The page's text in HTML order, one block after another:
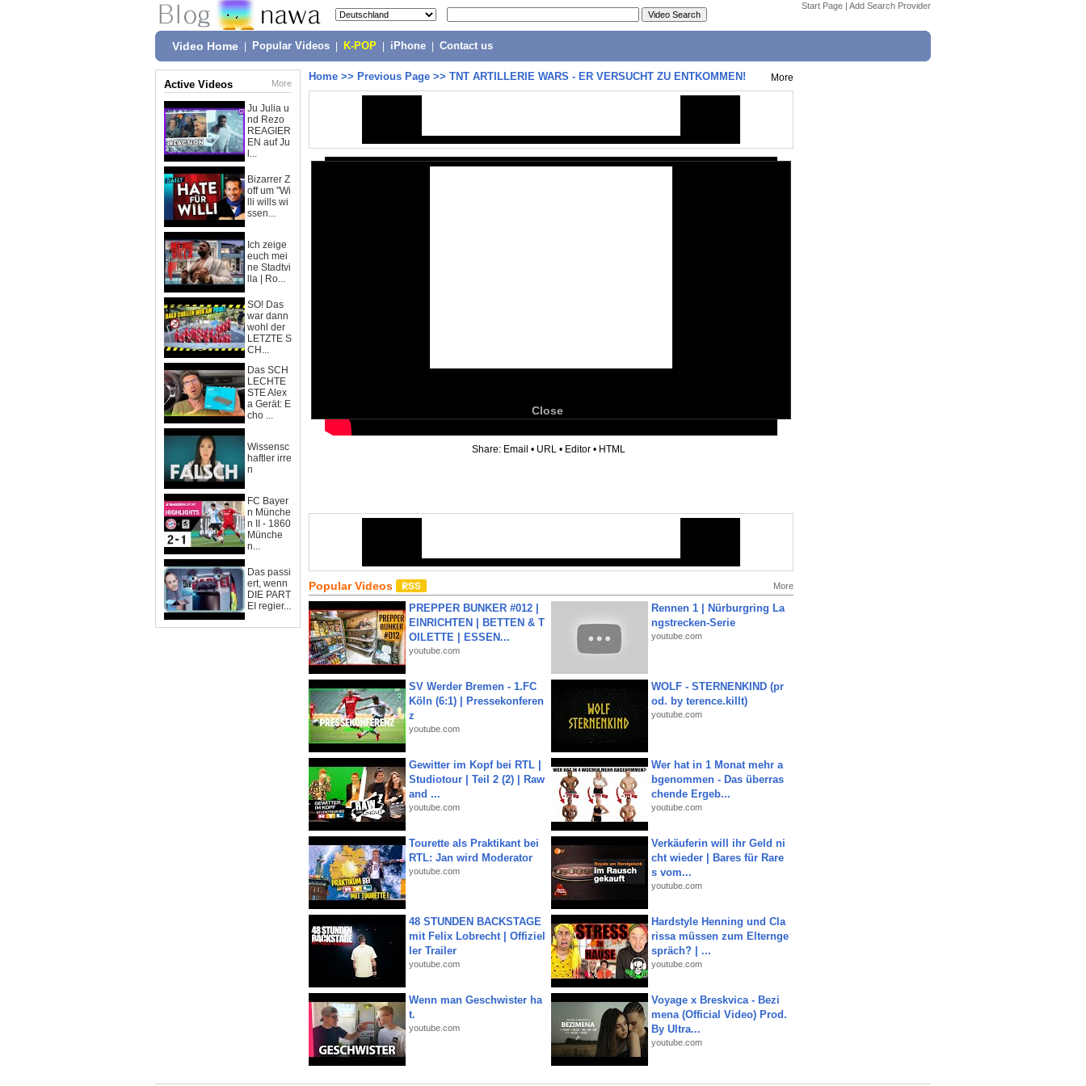
Start Page | Add Search Provider
Video Home Popular Videos K-POP iPhone Contact us
Active Videos More
Ju Julia u
nd Rezo
REAGIER
EN auf Ju
l...
Bizarrer Z
off um "Wi
lli wills wi
ssen...
Ich zeige
euch mei
ne Stadtvi
lla | Ro...
SO! Das
war dann
wohl der
LETZTE S
CH...
Das SCH
LECHTE
STE Alex
a Gerät: E
cho ...
Wissensc
haftler irre
n
FC Bayer
n Münche
n II - 1860
Münche
n...
Das passi
ert, wenn
DIE PART
EI regier...
Home >> Previous Page >> TNT ARTILLERIE WARS - ER VERSUCHT ZU ENTKOMMEN! More
Close
Share: Email • URL • Editor • HTML
Popular Videos More
PREPPER BUNKER #012 |
EINRICHTEN | BETTEN & T
OILETTE | ESSEN...
youtube.com
Rennen 1 | Nürburgring La
ngstrecken-Serie
youtube.com
SV Werder Bremen - 1.FC
Köln (6:1) | Pressekonferen
z
youtube.com
WOLF - STERNENKIND (pr
od. by terence.killt)
youtube.com
Gewitter im Kopf bei RTL |
Studiotour | Teil 2 (2) | Raw
and ...
youtube.com
Wer hat in 1 Monat mehr a
bgenommen - Das überras
chende Ergeb...
youtube.com
Tourette als Praktikant bei
RTL: Jan wird Moderator
youtube.com
Verkäuferin will ihr Geld ni
cht wieder | Bares für Rare
s vom...
youtube.com
48 STUNDEN BACKSTAGE
mit Felix Lobrecht | Offiziel
ler Trailer
youtube.com
Hardstyle Henning und Cla
rissa müssen zum Elternge
spräch? | ...
youtube.com
Wenn man Geschwister ha
t.
youtube.com
Voyage x Breskvica - Bezi
mena (Official Video) Prod.
By Ultra...
youtube.com